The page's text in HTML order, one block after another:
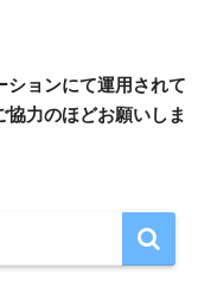
ョンにて運用されて
力のほどお願いしま